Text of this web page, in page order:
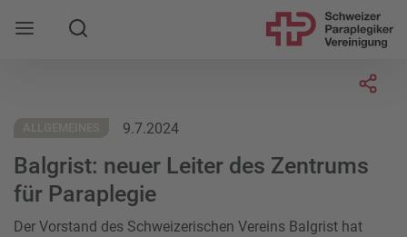
Mobile Navigation öffnen
Suche
ALLGEMEINES 9.7.2024
Balgrist: neuer Leiter des Zentrums
für Paraplegie
Der Vorstand des Schweizerischen Vereins Balgrist hat